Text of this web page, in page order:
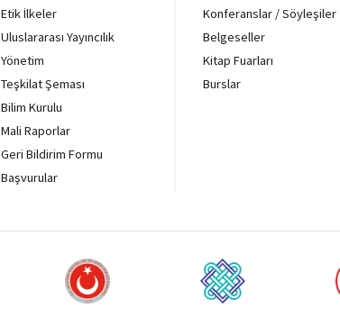
Etik İlkeler
Uluslararası Yayıncılık
Yönetim
Teşkilat Şeması
Bilim Kurulu
Mali Raporlar
Geri Bildirim Formu
Başvurular
Konferanslar / Söyleşiler
Belgeseller
Kitap Fuarları
Burslar